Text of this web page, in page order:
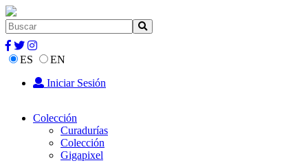
ES
EN
Iniciar Sesión
Colección
Curadurías
Colección
Gigapixel